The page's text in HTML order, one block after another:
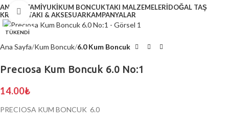
ANASAYFAMİYUKİKUM BONCUKTAKI MALZEMELERİDOĞAL TAŞ
KRİSTAL
TAKI & AKSESUARKAMPANYALAR
TÜKENDİ
Click to enlarge
Ana Sayfa Kum Boncuk 6.0 Kum Boncuk
Precıosa Kum Boncuk 6.0 No:1
14.00₺
PRECIOSA KUM BONCUK 6.0